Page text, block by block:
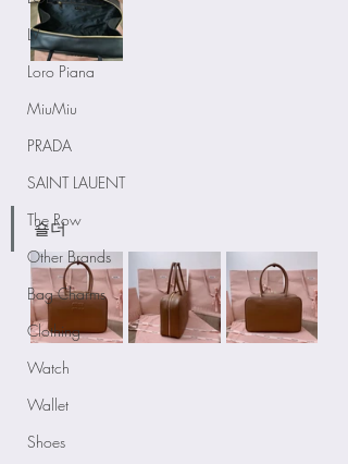
LV
Loro Piana
MiuMiu
PRADA
SAINT LAUENT
The Row
Other Brands
Bag Charms
Clothing
Watch
Wallet
Shoes
숄더